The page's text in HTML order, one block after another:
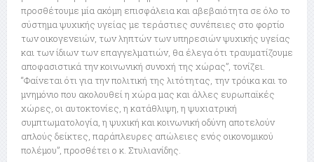
προσθέτουμε μία ακόμη επισφάλεια και αβεβαιότητα σε όλο το
σύστημα ψυχικής υγείας με τεράστιες συνέπειες στο φορτίο
των οικογενειών, των ληπτών των υπηρεσιών ψυχικής υγείας
και των ίδιων των επαγγελματιών, θα έλεγα ότι τραυματίζουμε
αποφασιστικά την κοινωνική συνοχή της χώρας”, τονίζει.
“Φαίνεται ότι για την πολιτική της λιτότητας, την τρόικα και το
μνημόνιο που ακολουθεί η χώρα μας και άλλες ευρωπαϊκές
χώρες, οι αυτοκτονίες, η κατάθλιψη, η ψυχιατρική
συμπτωματολογία, η ψυχική και κοινωνική οδύνη αποτελούν
απλούς δείκτες, παράπλευρες απώλειες ενός οικονομικού
πολέμου”, προσθέτει ο κ. Στυλιανίδης.